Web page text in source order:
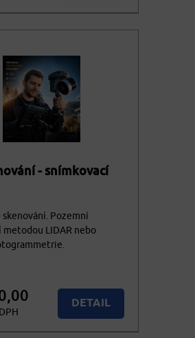
KOUPIT
- snímkovací
skenování. Pozemní
metodou LIDAR nebo
DETAIL
KOUPIT